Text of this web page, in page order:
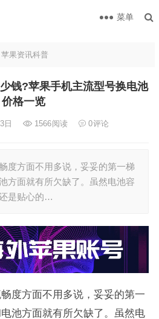
菜单
苹果资讯科普
钱?苹果手机主流型号换电池
价格一览
日 1566阅读 0评论
度方面不用多说，妥妥的第一梯
方面就有所欠缺了。虽然电池容
是贴心的…
度方面不用多说，妥妥的第一
池方面就有所欠缺了。虽然电